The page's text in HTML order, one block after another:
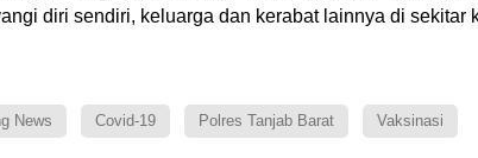
diri sendiri, keluarga dan kerabat lainnya di sekitar
News Covid-19 Polres Tanjab Barat Vaksinasi